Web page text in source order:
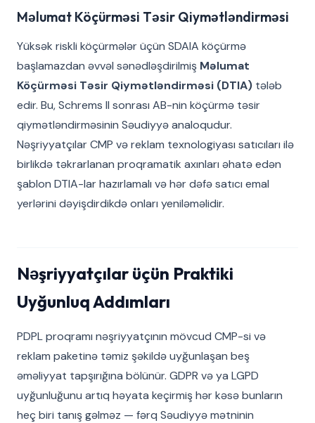
Məlumat Köçürməsi Təsir Qiymətləndirməsi
Yüksək riskli köçürmələr üçün SDAIA köçürmə
başlamazdan əvvəl sənədləşdirilmiş Məlumat
Köçürməsi Təsir Qiymətləndirməsi (DTIA) tələb
edir. Bu, Schrems II sonrası AB-nin köçürmə təsir
qiymətləndirməsinin Səudiyyə analoqudur.
Nəşriyyatçılar CMP və reklam texnologiyası satıcıları ilə
birlikdə təkrarlanan proqramatik axınları əhatə edən
şablon DTIA-lar hazırlamalı və hər dəfə satıcı emal
yerlərini dəyişdirdikdə onları yeniləməlidir.
Nəşriyyatçılar üçün Praktiki
Uyğunluq Addımları
PDPL proqramı nəşriyyatçının mövcud CMP-si və
reklam paketinə təmiz şəkildə uyğunlaşan beş
əməliyyat tapşırığına bölünür. GDPR və ya LGPD
uyğunluğunu artıq həyata keçirmiş hər kəsə bunların
heç biri tanış gəlməz — fərq Səudiyyə mətninin